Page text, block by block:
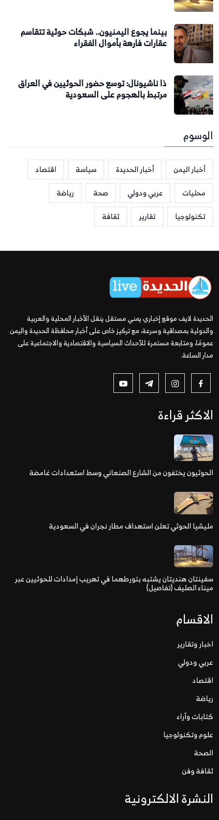
بينما يجوع اليمنيون.. شبكات حوثية تتقاسم
عقارات فارهة بأموال الفقراء
ذا ناشيونال: توسع حضور الحوثيين في العراق
مرتبط بالهجوم على السعودية
الوسوم
أخبار اليمن أخبار الحديدة سياسة
اقتصاد
محليات
عربي ودولي صحة
رياضة
تكنولوجيا
تقارير ثقافة
الحديدة لايف موقع إخباري يمني مستقل ينقل الأخبار المحلية والعربية
والدولية بمصداقية وسرعة، مع تركيز خاص على أخبار محافظة الحديدة واليمن
عمومًا، ومتابعة مستمرة للأحداث السياسية والاقتصادية والاجتماعية على
مدار الساعة.
الاكثر قراءة
الحوثيون يختفون من الشارع الصنعاني وسط استعدادات غامضة
مليشيا الحوثي تعلن استهداف مطار نجران في السعودية
سفينتان هنديتان يشتبه بتورطهما في تهريب إمدادات للحوثيين عبر
ميناء الصليف (تفاصيل)
الاقسام
اخبار وتقارير
عربي ودولي
اقتصاد
رياضة
كتابات وآراء
علوم وتكنولوجيا
الصحة
ثقافة وفن
النشرة الالكترونية